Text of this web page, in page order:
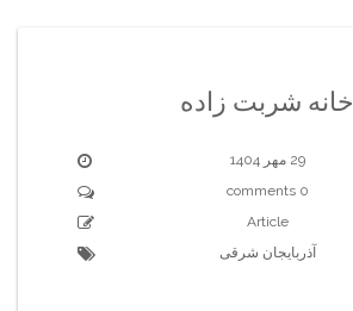
خانه شربت زاده
29 مهر 1404
0 comments
Article
آذربایجان شرقی